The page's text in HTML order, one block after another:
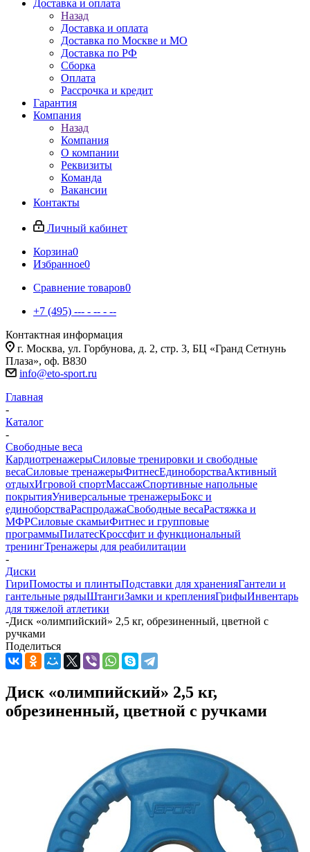
Доставка и оплата
Назад
Доставка и оплата
Доставка по Москве и МО
Доставка по РФ
Сборка
Оплата
Рассрочка и кредит
Гарантия
Компания
Назад
Компания
О компании
Реквизиты
Команда
Вакансии
Контакты
Личный кабинет
Корзина0
Избранное0
Сравнение товаров0
+7 (495) --- - -- - --
Контактная информация
г. Москва, ул. Горбунова, д. 2, стр. 3, БЦ «Гранд Сетнунь
Плаза», оф. В830
info@eto-sport.ru
Главная
-
Каталог
-
Свободные веса
КардиотренажерыСиловые тренировки и свободные
весаСиловые тренажерыФитнесЕдиноборстваАктивный
отдыхИгровой спортМассажСпортивные напольные
покрытияУниверсальные тренажерыБокс и
единоборстваРаспродажаСвободные весаРастяжка и
МФРСиловые скамьиФитнес и групповые
программыПилатесКроссфит и функциональный
тренингТренажеры для реабилитации
-
Диски
ГириПомосты и плинтыПодставки для храненияГантели и
гантельные рядыШтангиЗамки и крепленияГрифыИнвентарь
для тяжелой атлетики
-Диск «олимпийский» 2,5 кг, обрезиненный, цветной с
ручками
Поделиться
Диск «олимпийский» 2,5 кг,
обрезиненный, цветной с ручками